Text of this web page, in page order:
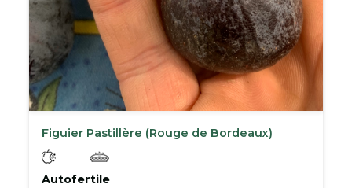
Figuier Pastillère (Rouge de Bordeaux)
Autofertile